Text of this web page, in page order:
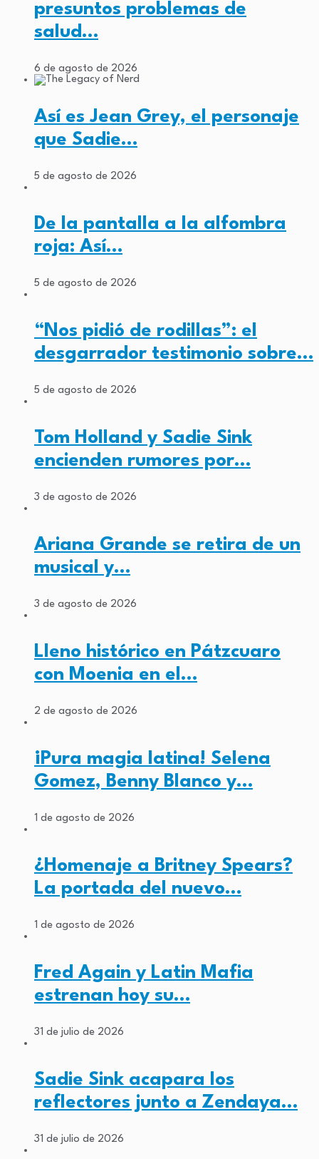
presuntos problemas de
salud…
6 de agosto de 2026
Así es Jean Grey, el personaje
que Sadie…
5 de agosto de 2026
De la pantalla a la alfombra
roja: Así…
5 de agosto de 2026
“Nos pidió de rodillas”: el
desgarrador testimonio sobre…
5 de agosto de 2026
Tom Holland y Sadie Sink
encienden rumores por…
3 de agosto de 2026
Ariana Grande se retira de un
musical y…
3 de agosto de 2026
Lleno histórico en Pátzcuaro
con Moenia en el…
2 de agosto de 2026
¡Pura magia latina! Selena
Gomez, Benny Blanco y…
1 de agosto de 2026
¿Homenaje a Britney Spears?
La portada del nuevo…
1 de agosto de 2026
Fred Again y Latin Mafia
estrenan hoy su…
31 de julio de 2026
Sadie Sink acapara los
reflectores junto a Zendaya…
31 de julio de 2026